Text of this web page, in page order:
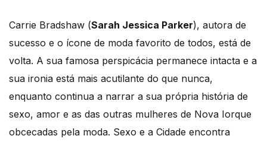
Carrie Bradshaw (Sarah Jessica Parker), autora de
sucesso e o ícone de moda favorito de todos, está de
volta. A sua famosa perspicácia permanece intacta e a
sua ironia está mais acutilante do que nunca,
enquanto continua a narrar a sua própria história de
sexo, amor e as das outras mulheres de Nova Iorque
obcecadas pela moda. Sexo e a Cidade encontra